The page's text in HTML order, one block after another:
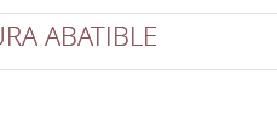
ABATIBLE